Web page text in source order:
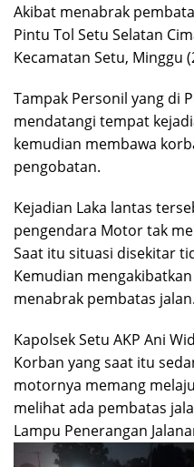
Akibat menabrak
Pintu Tol Setu Selatan
Kecamatan Setu, Minggu
Tampak Personil yang di
mendatangi tempat
kemudian membawa
pengobatan.
Kejadian Laka lantas
pengendara Motor tak
Saat itu situasi disekitar
Kemudian
menabrak pembatas jalan.
Kapolsek Setu AKP Ani
Korban yang saat itu
motornya memang
melihat ada pembatas
Lampu Penerangan